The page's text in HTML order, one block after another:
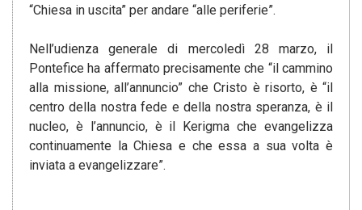
“Chiesa in uscita” per andare “alle periferie”.
Nell’udienza generale di mercoledì 28 marzo, il
Pontefice ha affermato precisamente che “il cammino
alla missione, all’annuncio” che Cristo è risorto, è “il
centro della nostra fede e della nostra speranza, è il
nucleo, è l’annuncio, è il Kerigma che evangelizza
continuamente la Chiesa e che essa a sua volta è
inviata a evangelizzare”.